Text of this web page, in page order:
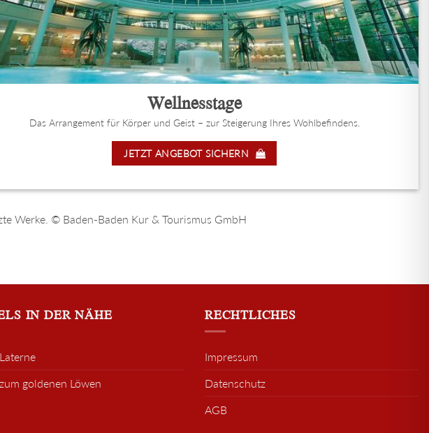
Wellnesstage
Das Arrangement für Körper und Geist – zur Steigerung Ihres Wohlbefindens.
JETZT ANGEBOT SICHERN
Werke. © Baden-Baden Kur & Tourismus GmbH
IN DER NÄHE
goldenen Löwen
RECHTLICHES
Impressum
Datenschutz
AGB